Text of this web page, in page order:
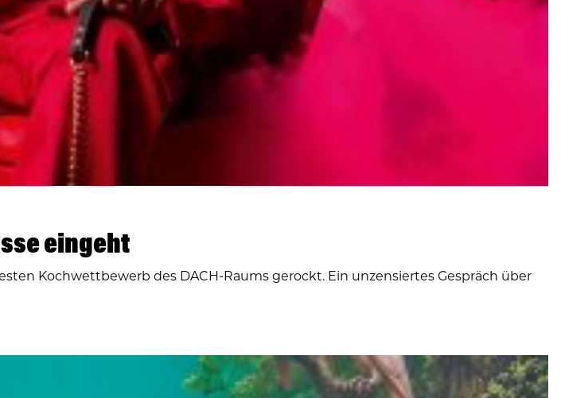
eingeht
Kochwettbewerb des DACH-Raums gerockt. Ein unzensiertes Gespräch über